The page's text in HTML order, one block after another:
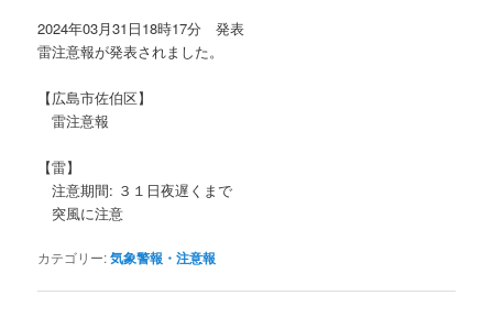
2024年03月31日18時17分 発表
雷注意報が発表されました。
【広島市佐伯区】
雷注意報
【雷】
注意期間: ３１日夜遅くまで
突風に注意
カテゴリー:気象警報・注意報